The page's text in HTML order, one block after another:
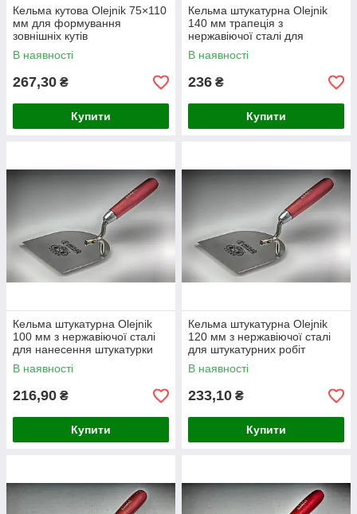
Кельма кутова Olejnik 75×110
мм для формування
зовнішніх кутів
В наявності
267,30 ₴
Купити
Кельма штукатурна Olejnik
140 мм трапеція з
нержавіючої сталі для
оздоблювальних робіт
В наявності
236 ₴
Купити
Кельма штукатурна Olejnik
100 мм з нержавіючої сталі
для нанесення штукатурки
В наявності
216,90 ₴
Купити
Кельма штукатурна Olejnik
120 мм з нержавіючої сталі
для штукатурних робіт
В наявності
233,10 ₴
Купити